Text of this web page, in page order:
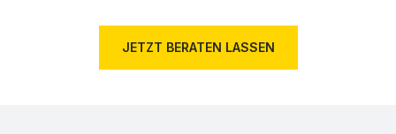
JETZT BERATEN LASSEN